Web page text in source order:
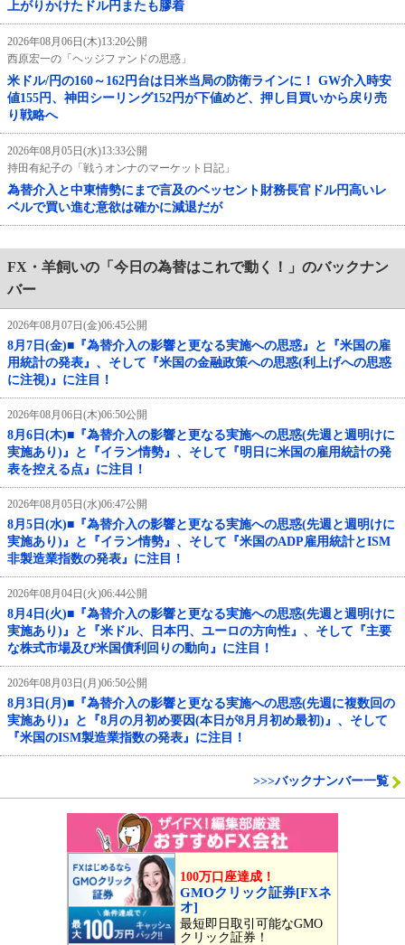
上がりかけたドル円またも膠着
2026年08月06日(木)13:20公開
西原宏一の「ヘッジファンドの思惑」
米ドル/円の160～162円台は日米当局の防衛ラインに！ GW介入時安
値155円、神田シーリング152円が下値めど、押し目買いから戻り売
り戦略へ
2026年08月05日(水)13:33公開
持田有紀子の「戦うオンナのマーケット日記」
為替介入と中東情勢にまで言及のベッセント財務長官ドル円高いレ
ベルで買い進む意欲は確かに減退だが
FX・羊飼いの「今日の為替はこれで動く！」のバックナン
バー
2026年08月07日(金)06:45公開
8月7日(金)■『為替介入の影響と更なる実施への思惑』と『米国の雇
用統計の発表』、そして『米国の金融政策への思惑(利上げへの思惑
に注視)』に注目！
2026年08月06日(木)06:50公開
8月6日(木)■『為替介入の影響と更なる実施への思惑(先週と週明けに
実施あり)』と『イラン情勢』、そして『明日に米国の雇用統計の発
表を控える点』に注目！
2026年08月05日(水)06:47公開
8月5日(水)■『為替介入の影響と更なる実施への思惑(先週と週明けに
実施あり)』と『イラン情勢』、そして『米国のADP雇用統計とISM
非製造業指数の発表』に注目！
2026年08月04日(火)06:44公開
8月4日(火)■『為替介入の影響と更なる実施への思惑(先週と週明けに
実施あり)』と『米ドル、日本円、ユーロの方向性』、そして『主要
な株式市場及び米国債利回りの動向』に注目！
2026年08月03日(月)06:50公開
8月3日(月)■『為替介入の影響と更なる実施への思惑(先週に複数回の
実施あり)』と『8月の月初め要因(本日が8月月初め最初)』、そして
『米国のISM製造業指数の発表』に注目！
>>>バックナンバー一覧
100万口座達成！
GMOクリック証券[FXネ
オ]
最短即日取引可能なGMO
クリック証券！